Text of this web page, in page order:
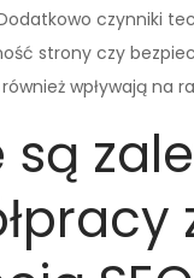
czynniki
strony czy
wpływają na
są